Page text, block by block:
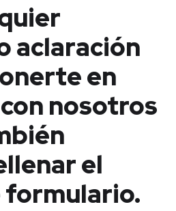
aclaración
en
nosotros
el